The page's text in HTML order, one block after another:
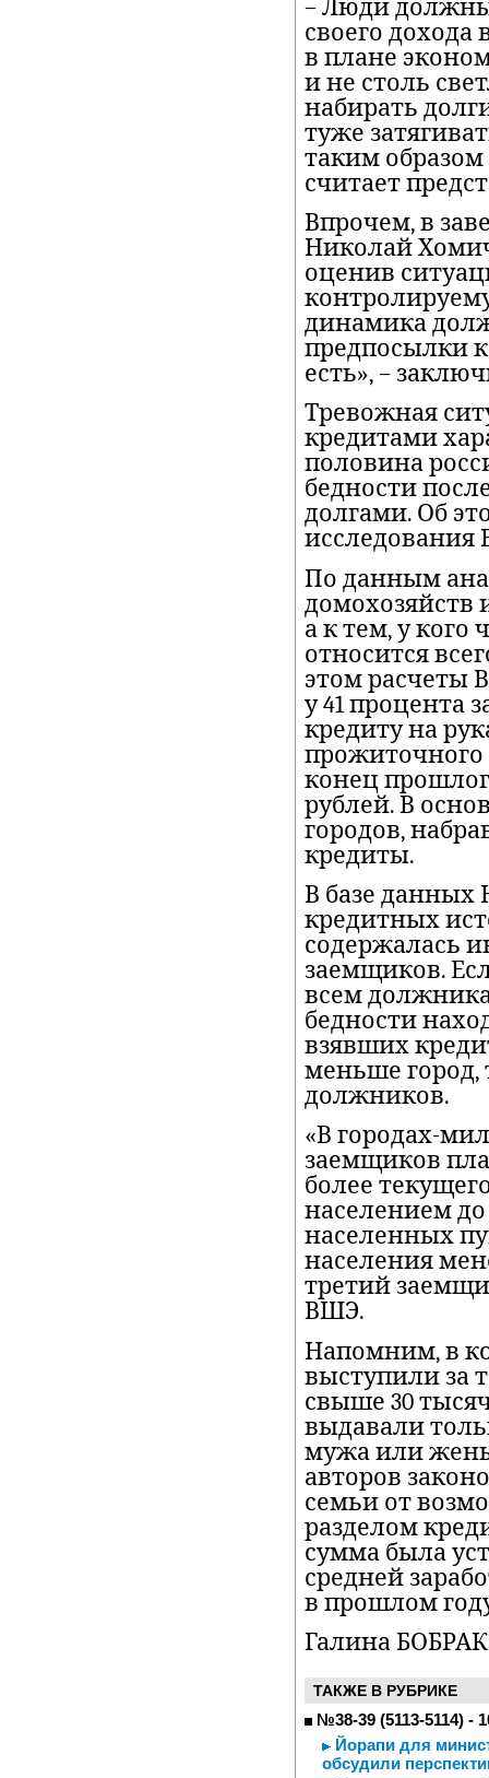
– Люди
своего дохода
в плане
и не столь
набирать
туже
таким
считает
Впрочем, в
Николай
оценив
динамика
предпосылки
есть», –
Тревожная
кредитами
половина
бедности
долгами. Об
По данным
домохозяйств
а к тем, у кого
относится
этом расчеты
у 41 процента
кредиту на
прожиточного
конец
рублей. В
городов,
кредиты.
В базе данных
кредитных
содержалась
заемщиков.
всем
бедности
взявших
меньше город,
должников.
«В городах-
заемщиков
более
населением
населенных
населения
третий
ВШЭ.
Напомним, в
выступили за
свыше 30
выдавали
мужа или
авторов
семьи от
разделом
сумма была
средней
в прошлом
Галина
ТАКЖЕ В РУБРИКЕ
№38-39 (5113-5114) -
Йорапи для
обсудили